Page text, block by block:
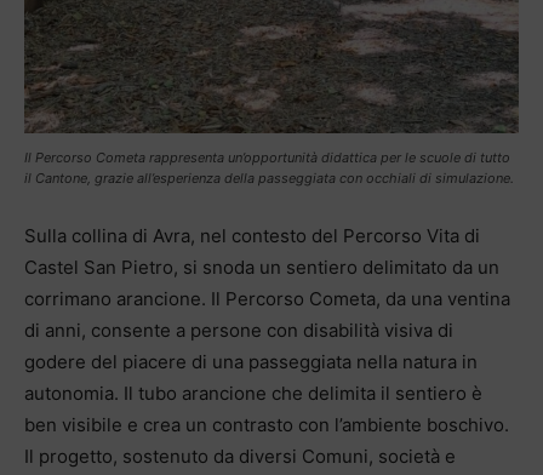
Il Percorso Cometa rappresenta un’opportunità didattica per le scuole di tutto
il Cantone, grazie all’esperienza della passeggiata con occhiali di simulazione.
Sulla collina di Avra, nel contesto del Percorso Vita di
Castel San Pietro, si snoda un sentiero delimitato da un
corrimano arancione. Il Percorso Cometa, da una ventina
di anni, consente a persone con disabilità visiva di
godere del piacere di una passeggiata nella natura in
autonomia. Il tubo arancione che delimita il sentiero è
ben visibile e crea un contrasto con l’ambiente boschivo.
Il progetto, sostenuto da diversi Comuni, società e